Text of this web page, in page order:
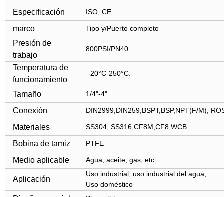
Especificación ISO, CE
marco Tipo y/Puerto completo
Presión de
trabajo
800PSI/PN40
Temperatura de
funcionamiento
-20°C-250°C.
Tamaño 1/4"-4"
Conexión DIN2999,DIN259,BSPT,BSP,NPT(F/M),
Materiales SS304, SS316,CF8M,CF8,WCB
Bobina de tamiz PTFE
Medio aplicable Agua, aceite, gas, etc.
Aplicación
Uso industrial, uso industrial del agua,
Uso doméstico